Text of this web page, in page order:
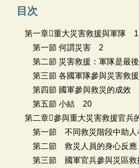
目次
第一章重大災害救援與軍隊 1
第一節 何謂災害 2
第二節 災害救援：軍隊是最
第三節 各國軍隊參與災害救
第四節 國軍參與救災的成效
第五節 小結 20
第二章參與重大災害救援官
第一節 不同救災階段中助
第二節 救災人員的身心反
第三節 國軍官兵參與災區救